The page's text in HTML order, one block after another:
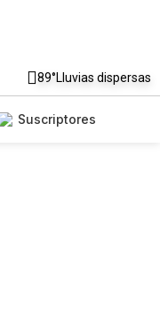
89°Lluvias dispersas
Suscriptores